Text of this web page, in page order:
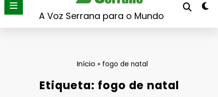
A Voz Serrana para o Mundo
Início » fogo de natal
Etiqueta: fogo de natal